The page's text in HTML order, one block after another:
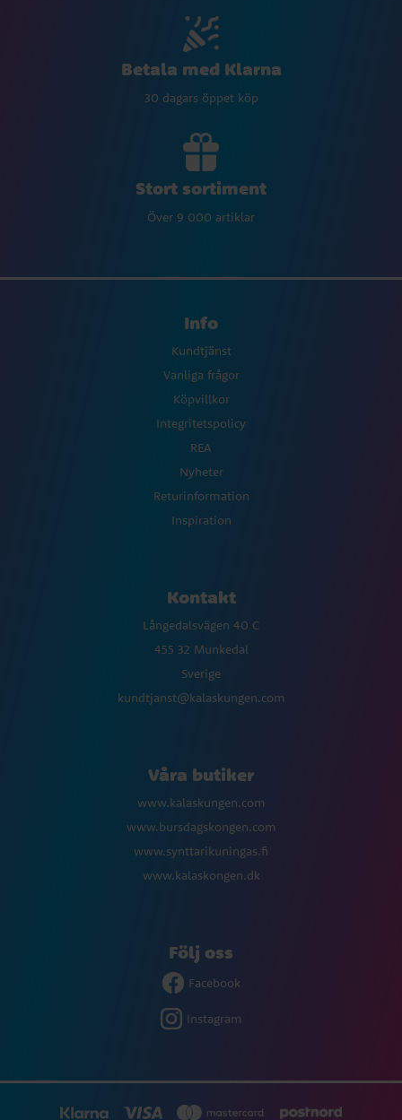
Betala med Klarna
30 dagars öppet köp
Stort sortiment
Över 9 000 artiklar
Info
Kundtjänst
Vanliga frågor
Köpvillkor
Integritetspolicy
REA
Nyheter
Returinformation
Inspiration
Kontakt
Långedalsvägen 40 C
455 32 Munkedal
Sverige
kundtjanst@kalaskungen.com
Våra butiker
www.kalaskungen.com
www.bursdagskongen.com
www.synttarikuningas.fi
www.kalaskongen.dk
Följ oss
Facebook
Instagram